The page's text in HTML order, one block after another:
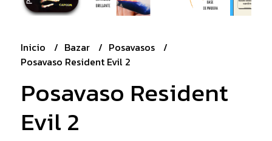
Inicio Bazar
Posavasos
Posavaso Resident Evil 2
Posavaso Resident
Evil 2